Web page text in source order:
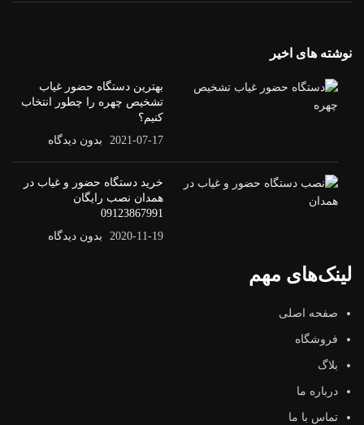
نوشته های اخیر
بهترین دستگاه حضور غیاب
تشخیص چهره را چطور انتخاب
کنیم؟
2021-07-17
بدون دیدگاه
خرید دستگاه حضور و غیاب در
همدان نصب رایگان
09123867991
2020-11-19
بدون دیدگاه
لینک‌های مهم
صفحه اصلی
فروشگاه
بلاگ
درباره ما
تماس با ما